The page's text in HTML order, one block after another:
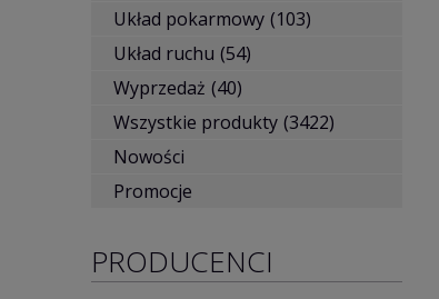
Układ pokarmowy (103)
Układ ruchu (54)
Wyprzedaż (40)
Wszystkie produkty (3422)
Nowości
Promocje
PRODUCENCI